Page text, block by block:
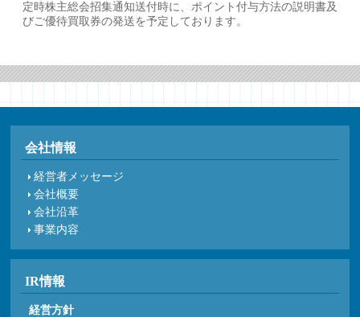
定時株主総会招集通知送付時に、ポイント付与方法の説明書及
びご優待買取券の発送を予定しております。
会社情報
経営者メッセージ
会社概要
会社沿革
事業内容
IR情報
経営方針